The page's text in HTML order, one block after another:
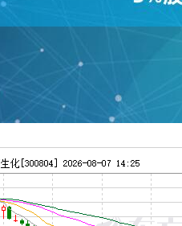
3927.60 27.25 0.70%